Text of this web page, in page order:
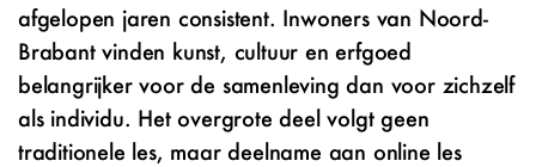
afgelopen jaren consistent. Inwoners van Noord-
Brabant vinden kunst, cultuur en erfgoed
belangrijker voor de samenleving dan voor zichzelf
als individu. Het overgrote deel volgt geen
traditionele les, maar deelname aan online les